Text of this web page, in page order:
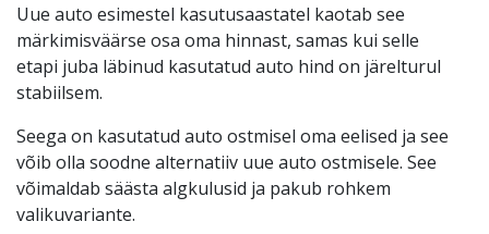
Uue auto esimestel kasutusaastatel kaotab see
märkimisväärse osa oma hinnast, samas kui selle
etapi juba läbinud kasutatud auto hind on järelturul
stabiilsem.
Seega on kasutatud auto ostmisel oma eelised ja see
võib olla soodne alternatiiv uue auto ostmisele. See
võimaldab säästa algkulusid ja pakub rohkem
valikuvariante.